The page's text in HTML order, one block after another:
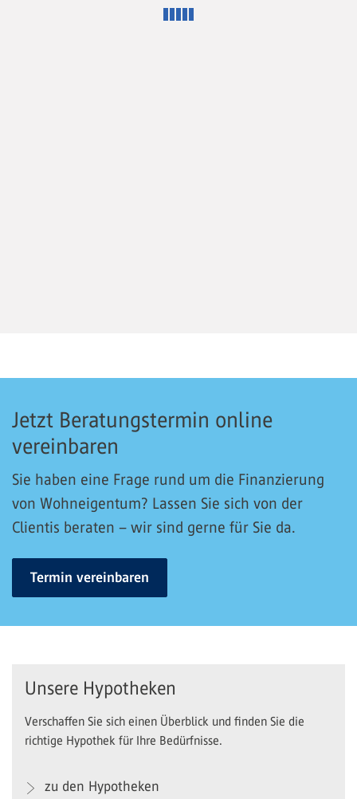
Jetzt Beratungstermin online
vereinbaren
Sie haben eine Frage rund um die Finanzierung
von Wohneigentum? Lassen Sie sich von der
Clientis beraten – wir sind gerne für Sie da.
Termin vereinbaren
Unsere Hypotheken
Verschaffen Sie sich einen Überblick und finden Sie die
richtige Hypothek für Ihre Bedürfnisse.
zu den Hypotheken